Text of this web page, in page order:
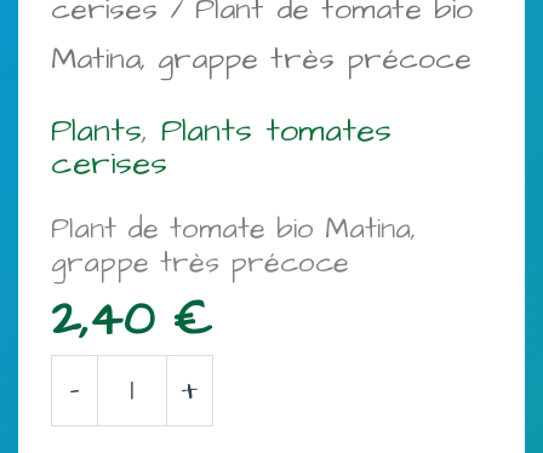
cerises / Plant de tomate bio
Matina, grappe très précoce
Plants, Plants tomates
cerises
Plant de tomate bio Matina,
grappe très précoce
2,40€
-
quantité
de
+